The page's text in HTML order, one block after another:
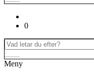
0
Meny